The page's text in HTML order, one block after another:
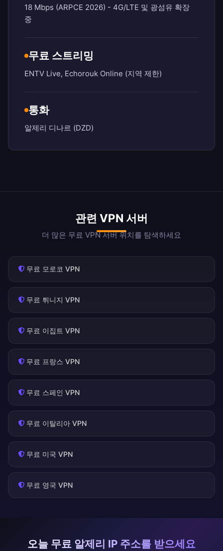
18 Mbps (ARPCE 2026) - 4G/LTE 및 광섬유 확장
중
무료 스트리밍
ENTV Live, Echorouk Online (지역 제한)
통화
알제리 디나르 (DZD)
관련 VPN 서버
더 많은 무료 VPN 서버 위치를 탐색하세요
무료 모로코 VPN
무료 튀니지 VPN
무료 이집트 VPN
무료 프랑스 VPN
무료 스페인 VPN
무료 이탈리아 VPN
무료 미국 VPN
무료 영국 VPN
오늘 무료 알제리 IP 주소를 받으세요